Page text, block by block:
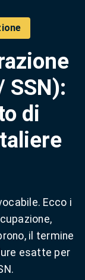
SSN):
di
Ecco i
il termine
esatte per